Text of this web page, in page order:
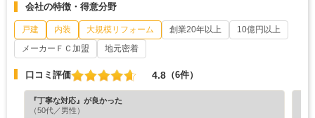
会社の特徴・得意分野
戸建 内装 大規模リフォーム 創業20年以上
10億円以上
メーカーＦＣ加盟
地元密着
口コミ評価 4.8 （6件）
『丁寧な対応』が良かった
（50代／男性）